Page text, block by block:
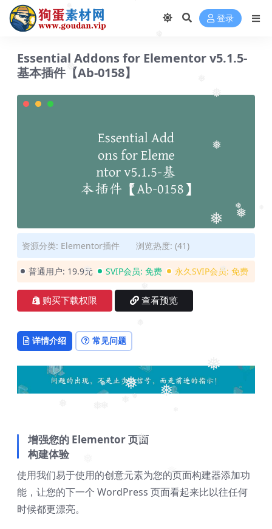
❅
❅
❅
❅
❅
❅
❅
❅
❅
❅
❅
❅
❅
❅ 登录
Essential Addons for Elementor v5.1.5-
基本插件【Ab-0158】
资源分类: Elementor插件 浏览热度: (41)
普通用户: 19.9元 SVIP会员: 免费 永久SVIP会员: 免费
购买下载权限 查看预览
详情介绍 常见问题
增强您的 Elementor 页面
构建体验
使用我们易于使用的创意元素为您的页面构建器添加功
能，让您的下一个 WordPress 页面看起来比以往任何
时候都更漂亮。